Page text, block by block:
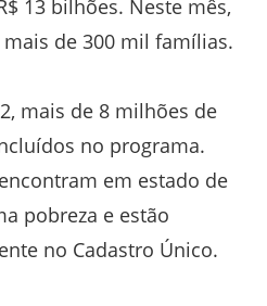
13 bilhões. Neste mês,
de 300 mil famílias.
mais de 8 milhões de
no programa.
em estado de
pobreza e estão
no Cadastro Único.